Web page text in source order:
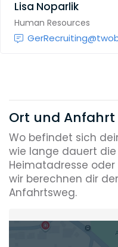
Lisa Noparlik
Human Resources
Ort und Anfahrt
Wo befindet sich
wie lange dauert
Heimatadresse
wir berechnen dir
Anfahrtsweg.
Heimatadresse